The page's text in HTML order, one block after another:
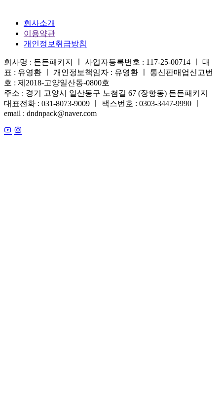
회사소개
이용약관
개인정보취급방침
회사명 : 든든패키지 ㅣ 사업자등록번호 : 117-25-00714 ㅣ 대
표 : 유영환 ㅣ 개인정보책임자 : 유영환 ㅣ 통신판매업신고번
호 : 제2018-고양일산동-0800호
주소 : 경기 고양시 일산동구 노첨길 67 (장항동) 든든패키지
대표전화 : 031-8073-9009 ㅣ 팩스번호 : 0303-3447-9990 ㅣ
email : dndnpack@naver.com